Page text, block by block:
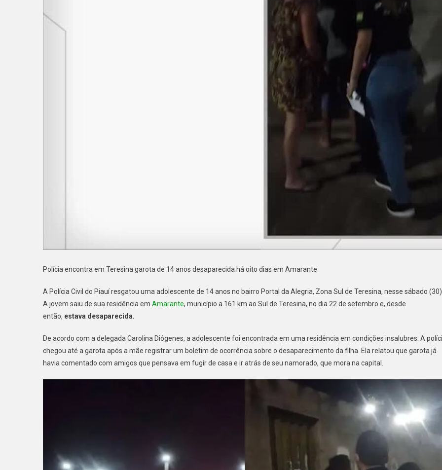
Polícia encontra em Teresina garota de 14 anos desaparecida há oito dias em Amarante
A Polícia Civil do Piauí resgatou uma adolescente de 14 anos no bairro Portal da Alegria, Zona Sul de Teresina, nesse sábado
A jovem saiu de sua residência em Amarante, município a 161 km ao Sul de Teresina, no dia 22 de setembro e, desde
então, estava desaparecida.
De acordo com a delegada Carolina Diógenes, a adolescente foi encontrada em uma residência em condições insalubres. A
chegou até a garota após a mãe registrar um boletim de ocorrência sobre o desaparecimento da filha. Ela relatou que garota já
havia comentado com amigos que pensava em fugir de casa e ir atrás de seu namorado, que mora na capital.